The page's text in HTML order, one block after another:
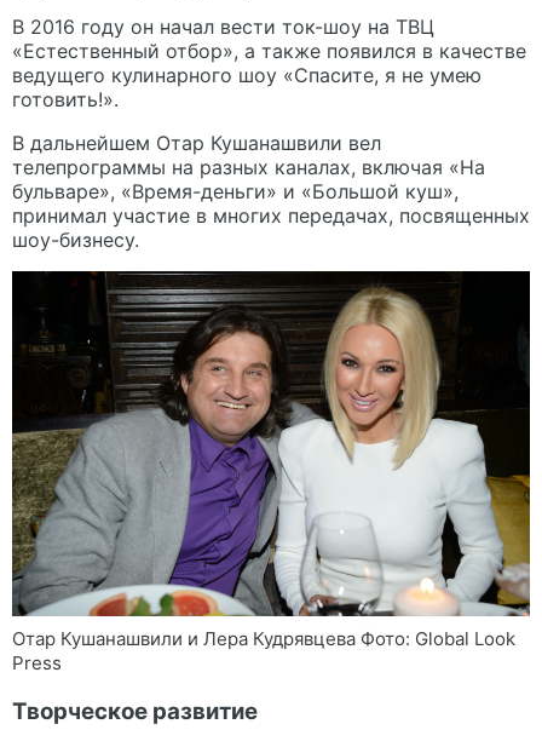
В 2016 году он начал вести ток-шоу на ТВЦ
«Естественный отбор», а также появился в качестве
ведущего кулинарного шоу «Спасите, я не умею
готовить!».
В дальнейшем Отар Кушанашвили вел
телепрограммы на разных каналах, включая «На
бульваре», «Время-деньги» и «Большой куш»,
принимал участие в многих передачах, посвященных
шоу-бизнесу.
Отар Кушанашвили и Лера Кудрявцева Фото: Global Look
Press
Творческое развитие